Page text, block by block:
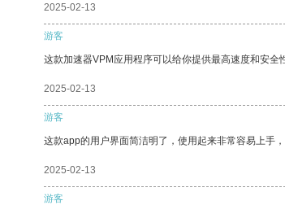
2025-02-13
游客
这款加速器VPM应用程序可以给你提供最高速度和安全
2025-02-13
游客
这款app的用户界面简洁明了，使用起来非常容易上手，
2025-02-13
游客